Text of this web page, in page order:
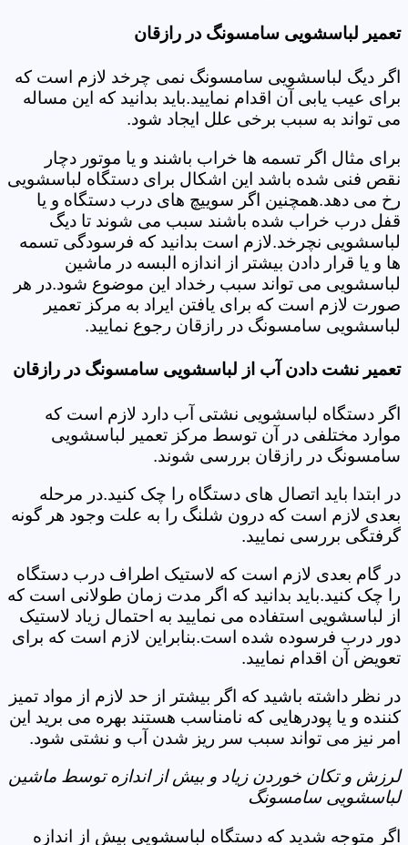
تعمیر لباسشویی سامسونگ در رازقان
اگر دیگ لباسشویی سامسونگ نمی چرخد لازم است که
برای عیب یابی آن اقدام نمایید.باید بدانید که این مساله
می تواند به سبب برخی علل ایجاد شود.
برای مثال اگر تسمه ها خراب باشند و یا موتور دچار
نقص فنی شده باشد این اشکال برای دستگاه لباسشویی
رخ می دهد.همچنین اگر سوییچ های درب دستگاه و یا
قفل درب خراب شده باشند سبب می شوند تا دیگ
لباسشویی نچرخد.لازم است بدانید که فرسودگی تسمه
ها و یا قرار دادن بیشتر از اندازه البسه در ماشین
لباسشویی می تواند سبب رخداد این موضوع شود.در هر
صورت لازم است که برای یافتن ایراد به مرکز تعمیر
لباسشویی سامسونگ در رازقان رجوع نمایید.
تعمیر نشت دادن آب از لباسشویی سامسونگ در رازقان
اگر دستگاه لباسشویی نشتی آب دارد لازم است که
موارد مختلفی در آن توسط مرکز تعمیر لباسشویی
سامسونگ در رازقان بررسی شوند.
در ابتدا باید اتصال های دستگاه را چک کنید.در مرحله
بعدی لازم است که درون شلنگ را به علت وجود هر گونه
گرفتگی بررسی نمایید.
در گام بعدی لازم است که لاستیک اطراف درب دستگاه
را چک کنید.باید بدانید که اگر مدت زمان طولانی است که
از لباسشویی استفاده می نمایید به احتمال زیاد لاستیک
دور درب فرسوده شده است.بنابراین لازم است که برای
تعویض آن اقدام نمایید.
در نظر داشته باشید که اگر بیشتر از حد لازم از مواد تمیز
کننده و یا پودرهایی که نامناسب هستند بهره می برید این
امر نیز می تواند سبب سر ریز شدن آب و نشتی شود.
لرزش و تکان خوردن زیاد و بیش از اندازه توسط ماشین
لباسشویی سامسونگ
اگر متوجه شدید که دستگاه لباسشویی بیش از اندازه